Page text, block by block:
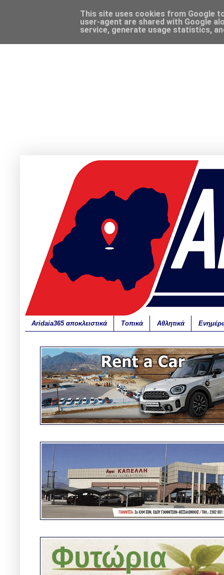
Aridaia365 αποκλειστικά Τοπικά Αθλητικά
This site uses cookies from Google
user-agent are shared with Google
service, generate usage statistics,